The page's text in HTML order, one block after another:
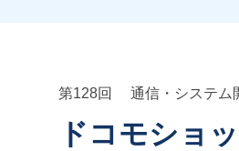
第128回 通信・システム
ドコモショ